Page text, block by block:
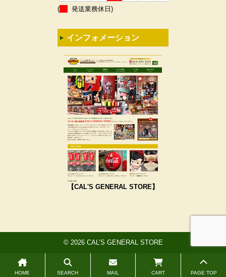
(
発送業務休日)
インフォメーション
【CAL'S GENERAL STORE】
© 2026 CAL’S GENERAL STORE
HOME SEARCH MAIL CART PAGE TOP